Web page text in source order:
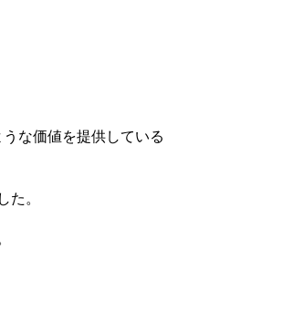
な価値を提供している
た。